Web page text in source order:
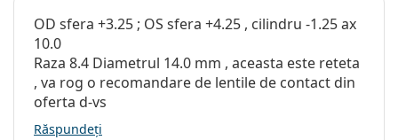
OD sfera +3.25 ; OS sfera +4.25 , cilindru -1.25 ax
10.0
Raza 8.4 Diametrul 14.0 mm , aceasta este reteta
, va rog o recomandare de lentile de contact din
oferta d-vs
Răspundeți